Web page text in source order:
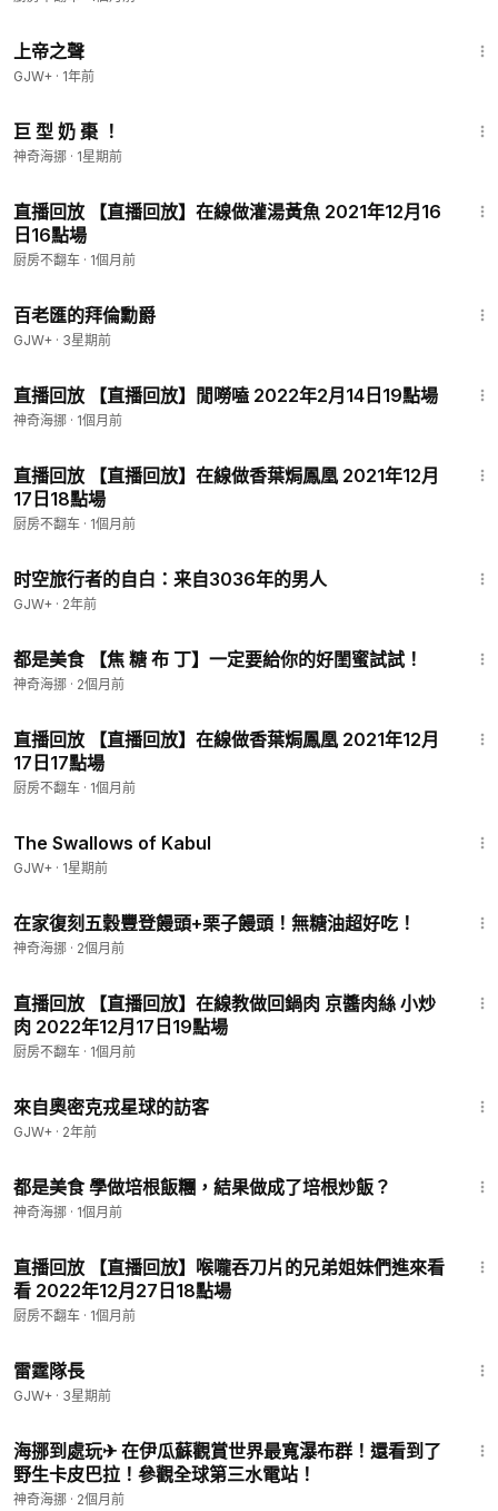
上帝之聲
GJW+ · 1年前
巨 型 奶 棗 ！
神奇海挪 · 1星期前
直播回放 【直播回放】在線做灌湯黃魚 2021年12月16
日16點場
厨房不翻车 · 1個月前
百老匯的拜倫勳爵
GJW+ · 3星期前
直播回放 【直播回放】閒嘮嗑 2022年2月14日19點場
神奇海挪 · 1個月前
直播回放 【直播回放】在線做香葉焗鳳凰 2021年12月
17日18點場
厨房不翻车 · 1個月前
时空旅行者的自白：来自3036年的男人
GJW+ · 2年前
都是美食 【焦 糖 布 丁】一定要給你的好閨蜜試試！
神奇海挪 · 2個月前
直播回放 【直播回放】在線做香葉焗鳳凰 2021年12月
17日17點場
厨房不翻车 · 1個月前
The Swallows of Kabul
GJW+ · 1星期前
在家復刻五穀豐登饅頭+栗子饅頭！無糖油超好吃！
神奇海挪 · 2個月前
直播回放 【直播回放】在線教做回鍋肉 京醬肉絲 小炒
肉 2022年12月17日19點場
厨房不翻车 · 1個月前
來自奧密克戎星球的訪客
GJW+ · 2年前
都是美食 學做培根飯糰，結果做成了培根炒飯？
神奇海挪 · 1個月前
直播回放 【直播回放】喉嚨吞刀片的兄弟姐妹們進來看
看 2022年12月27日18點場
厨房不翻车 · 1個月前
雷霆隊長
GJW+ · 3星期前
海挪到處玩✈ 在伊瓜蘇觀賞世界最寬瀑布群！還看到了
野生卡皮巴拉！參觀全球第三水電站！
神奇海挪 · 2個月前